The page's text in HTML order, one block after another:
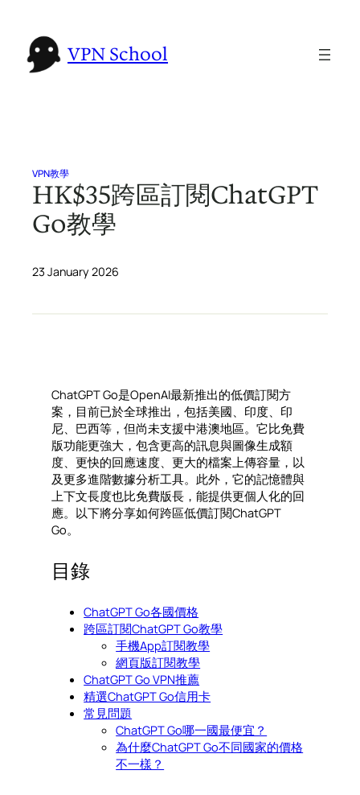
content
VPN School
VPN教學
HK$35跨區訂閱ChatGPT
Go教學
23 January 2026
ChatGPT Go是OpenAI最新推出的低價訂閱方
案，目前已於全球推出，包括美國、印度、印
尼、巴西等，但尚未支援中港澳地區。它比免費
版功能更強大，包含更高的訊息與圖像生成額
度、更快的回應速度、更大的檔案上傳容量，以
及更多進階數據分析工具。此外，它的記憶體與
上下文長度也比免費版長，能提供更個人化的回
應。以下將分享如何跨區低價訂閱ChatGPT
Go。
目錄
ChatGPT Go各國價格
跨區訂閱ChatGPT Go教學
手機App訂閱教學
網頁版訂閱教學
ChatGPT Go VPN推薦
精選ChatGPT Go信用卡
常見問題
ChatGPT Go哪一國最便宜？
為什麼ChatGPT Go不同國家的價格
不一樣？